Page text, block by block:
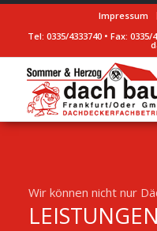
Impressum
Tel: 0335/4333740 • Fax:
Wir können nicht nur
LEISTUNGEN